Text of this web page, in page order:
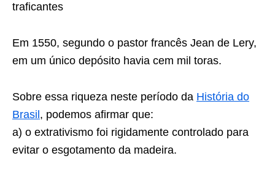
traficantes
Em 1550, segundo o pastor francês Jean de Lery,
em um único depósito havia cem mil toras.
Sobre essa riqueza neste período da História do
Brasil , podemos afirmar que:
a) o extrativismo foi rigidamente controlado para
evitar o esgotamento da madeira.